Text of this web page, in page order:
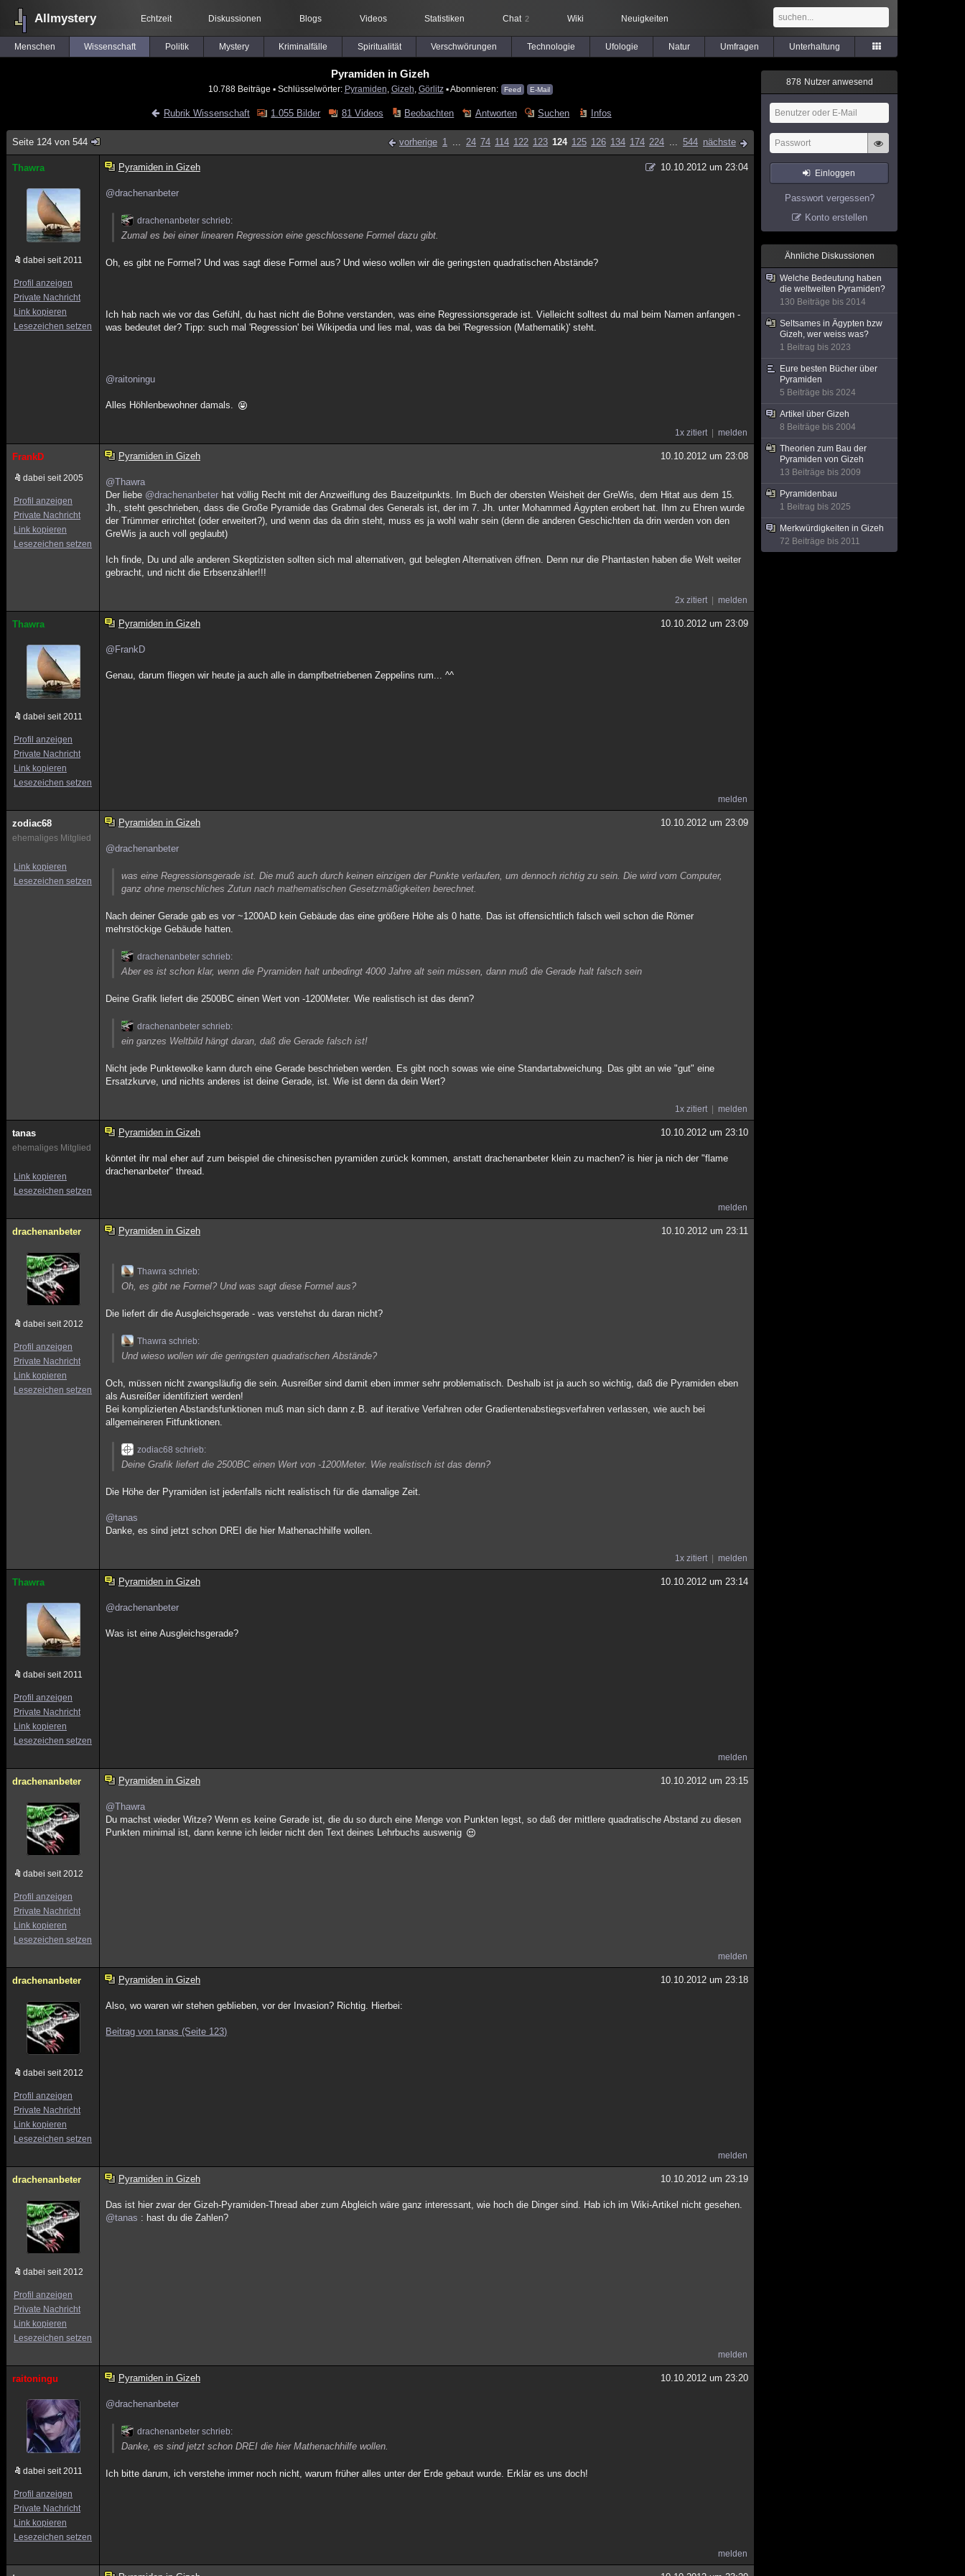
Allmystery Echtzeit Diskussionen Blogs Videos Statistiken Chat 2 Wiki Neuigkeiten
Menschen Wissenschaft Politik Mystery Kriminalfälle Spiritualität Verschwörungen Technologie Ufologie Natur Umfragen Unterhaltung
Pyramiden in Gizeh
10.788 Beiträge ▪ Schlüsselwörter: Pyramiden Gizeh Görlitz▪ Abonnieren: Feed E-Mail
Rubrik Wissenschaft 1.055 Bilder 81 Videos Beobachten Antworten Suchen Infos
Seite 124 von 544 vorherige 1 ... 24 74 114 122 123 124 125 126 134 174 224 ... 544 nächste
Thawra
dabei seit 2011
Profil anzeigen
Private Nachricht
Link kopieren
Lesezeichen setzen
Pyramiden in Gizeh 10.10.2012 um 23:04
@drachenanbeter
drachenanbeter schrieb:
Zumal es bei einer linearen Regression eine geschlossene Formel dazu gibt.
Oh, es gibt ne Formel? Und was sagt diese Formel aus? Und wieso wollen wir die geringsten quadratischen Abstände?
Ich hab nach wie vor das Gefühl, du hast nicht die Bohne verstanden, was eine Regressionsgerade ist. Vielleicht solltest du mal beim Namen anfangen -
was bedeutet der? Tipp: such mal 'Regression' bei Wikipedia und lies mal, was da bei 'Regression (Mathematik)' steht.
@raitoningu
Alles Höhlenbewohner damals.
1x zitiert melden
FrankD
dabei seit 2005
Profil anzeigen
Private Nachricht
Link kopieren
Lesezeichen setzen
Pyramiden in Gizeh 10.10.2012 um 23:08
@Thawra
Der liebe @drachenanbeter hat völlig Recht mit der Anzweiflung des Bauzeitpunkts. Im Buch der obersten Weisheit der GreWis, dem Hitat aus dem 15.
Jh., steht geschrieben, dass die Große Pyramide das Grabmal des Generals ist, der im 7. Jh. unter Mohammed Ägypten erobert hat. Ihm zu Ehren wurde
der Trümmer erirchtet (oder erweitert?), und wenn das da drin steht, muss es ja wohl wahr sein (denn die anderen Geschichten da drin werden von den
GreWis ja auch voll geglaubt)
Ich finde, Du und alle anderen Skeptizisten sollten sich mal alternativen, gut belegten Alternativen öffnen. Denn nur die Phantasten haben die Welt weiter
gebracht, und nicht die Erbsenzähler!!!
2x zitiert melden
Thawra
dabei seit 2011
Profil anzeigen
Private Nachricht
Link kopieren
Lesezeichen setzen
Pyramiden in Gizeh 10.10.2012 um 23:09
@FrankD
Genau, darum fliegen wir heute ja auch alle in dampfbetriebenen Zeppelins rum... ^^
melden
zodiac68
ehemaliges Mitglied
Link kopieren
Lesezeichen setzen
Pyramiden in Gizeh 10.10.2012 um 23:09
@drachenanbeter
was eine Regressionsgerade ist. Die muß auch durch keinen einzigen der Punkte verlaufen, um dennoch richtig zu sein. Die wird vom Computer,
ganz ohne menschliches Zutun nach mathematischen Gesetzmäßigkeiten berechnet.
Nach deiner Gerade gab es vor ~1200AD kein Gebäude das eine größere Höhe als 0 hatte. Das ist offensichtlich falsch weil schon die Römer
mehrstöckige Gebäude hatten.
drachenanbeter schrieb:
Aber es ist schon klar, wenn die Pyramiden halt unbedingt 4000 Jahre alt sein müssen, dann muß die Gerade halt falsch sein
Deine Grafik liefert die 2500BC einen Wert von -1200Meter. Wie realistisch ist das denn?
drachenanbeter schrieb:
ein ganzes Weltbild hängt daran, daß die Gerade falsch ist!
Nicht jede Punktewolke kann durch eine Gerade beschrieben werden. Es gibt noch sowas wie eine Standartabweichung. Das gibt an wie "gut" eine
Ersatzkurve, und nichts anderes ist deine Gerade, ist. Wie ist denn da dein Wert?
1x zitiert melden
tanas
ehemaliges Mitglied
Link kopieren
Lesezeichen setzen
Pyramiden in Gizeh 10.10.2012 um 23:10
könntet ihr mal eher auf zum beispiel die chinesischen pyramiden zurück kommen, anstatt drachenanbeter klein zu machen? is hier ja nich der "flame
drachenanbeter" thread.
melden
drachenanbeter
dabei seit 2012
Profil anzeigen
Private Nachricht
Link kopieren
Lesezeichen setzen
Pyramiden in Gizeh 10.10.2012 um 23:11
Thawra schrieb:
Oh, es gibt ne Formel? Und was sagt diese Formel aus?
Die liefert dir die Ausgleichsgerade - was verstehst du daran nicht?
Thawra schrieb:
Und wieso wollen wir die geringsten quadratischen Abstände?
Och, müssen nicht zwangsläufig die sein. Ausreißer sind damit eben immer sehr problematisch. Deshalb ist ja auch so wichtig, daß die Pyramiden eben
als Ausreißer identifiziert werden!
Bei komplizierten Abstandsfunktionen muß man sich dann z.B. auf iterative Verfahren oder Gradientenabstiegsverfahren verlassen, wie auch bei
allgemeineren Fitfunktionen.
zodiac68 schrieb:
Deine Grafik liefert die 2500BC einen Wert von -1200Meter. Wie realistisch ist das denn?
Die Höhe der Pyramiden ist jedenfalls nicht realistisch für die damalige Zeit.
@tanas
Danke, es sind jetzt schon DREI die hier Mathenachhilfe wollen.
1x zitiert melden
Thawra
dabei seit 2011
Profil anzeigen
Private Nachricht
Link kopieren
Lesezeichen setzen
Pyramiden in Gizeh 10.10.2012 um 23:14
@drachenanbeter
Was ist eine Ausgleichsgerade?
melden
drachenanbeter
dabei seit 2012
Profil anzeigen
Private Nachricht
Link kopieren
Lesezeichen setzen
Pyramiden in Gizeh 10.10.2012 um 23:15
@Thawra
Du machst wieder Witze? Wenn es keine Gerade ist, die du so durch eine Menge von Punkten legst, so daß der mittlere quadratische Abstand zu diesen
Punkten minimal ist, dann kenne ich leider nicht den Text deines Lehrbuchs auswenig
melden
drachenanbeter
dabei seit 2012
Profil anzeigen
Private Nachricht
Link kopieren
Lesezeichen setzen
Pyramiden in Gizeh 10.10.2012 um 23:18
Also, wo waren wir stehen geblieben, vor der Invasion? Richtig. Hierbei:
Beitrag von tanas (Seite 123)
melden
drachenanbeter
dabei seit 2012
Profil anzeigen
Private Nachricht
Link kopieren
Lesezeichen setzen
Pyramiden in Gizeh 10.10.2012 um 23:19
Das ist hier zwar der Gizeh-Pyramiden-Thread aber zum Abgleich wäre ganz interessant, wie hoch die Dinger sind. Hab ich im Wiki-Artikel nicht gesehen.
@tanas : hast du die Zahlen?
melden
raitoningu
dabei seit 2011
Profil anzeigen
Private Nachricht
Link kopieren
Lesezeichen setzen
Pyramiden in Gizeh 10.10.2012 um 23:20
@drachenanbeter
drachenanbeter schrieb:
Danke, es sind jetzt schon DREI die hier Mathenachhilfe wollen.
Ich bitte darum, ich verstehe immer noch nicht, warum früher alles unter der Erde gebaut wurde. Erklär es uns doch!
melden
878 Nutzer anwesend
Einloggen
Passwort vergessen?
Konto erstellen
Ähnliche Diskussionen
Welche Bedeutung haben
die weltweiten Pyramiden?
130 Beiträge bis 2014
Seltsames in Ägypten bzw
Gizeh, wer weiss was?
1 Beitrag bis 2023
Eure besten Bücher über
Pyramiden
5 Beiträge bis 2024
Artikel über Gizeh
8 Beiträge bis 2004
Theorien zum Bau der
Pyramiden von Gizeh
13 Beiträge bis 2009
Pyramidenbau
1 Beitrag bis 2025
Merkwürdigkeiten in Gizeh
72 Beiträge bis 2011